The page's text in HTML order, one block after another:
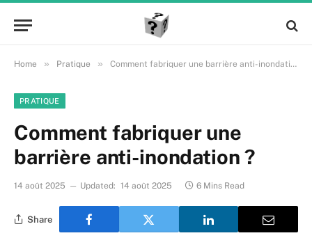
Home » Pratique » Comment fabriquer une barrière anti-inondation ?
PRATIQUE
Comment fabriquer une
barrière anti-inondation ?
14 août 2025 Updated: 14 août 2025 6 Mins Read
Share